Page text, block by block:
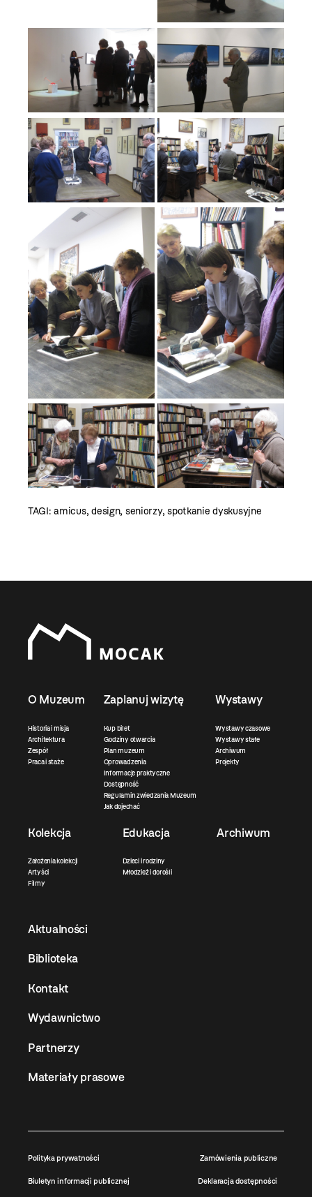
TAGI:amicus,design, seniorzy,spotkanie dyskusyjne
O Muzeum
Historia i misja
Architektura
Zespół
Praca i staże
Zaplanuj wizytę
Kup bilet
Godziny otwarcia
Plan muzeum
Oprowadzenia
Informacje praktyczne
Dostępność
Regulamin zwiedzania Muzeum
Jak dojechać
Wystawy
Wystawy czasowe
Wystawy stałe
Archiwum
Projekty
Kolekcja
Założenia kolekcji
Artyści
Filmy
Edukacja
Dzieci i rodziny
Młodzież i dorośli
Archiwum
Aktualności
Biblioteka
Kontakt
Wydawnictwo
Partnerzy
Materiały prasowe
Polityka prywatności Zamówienia publiczne
Biuletyn informacji publicznej Deklaracja dostępności